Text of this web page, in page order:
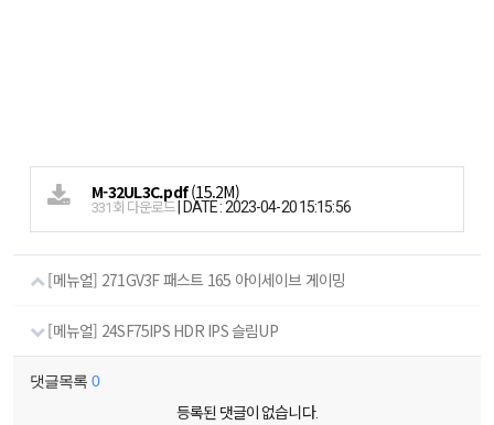
M-32UL3C.pdf(15.2M)
331회 다운로드 DATE : 2023-04-20 15:15:56
[메뉴얼] 271GV3F 패스트 165 아이세이브 게이밍
[메뉴얼] 24SF75IPS HDR IPS 슬림UP
댓글목록 0
등록된 댓글이 없습니다.